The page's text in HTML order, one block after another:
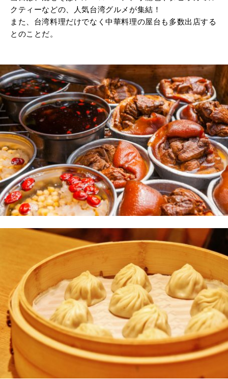
クティーなどの、人気台湾グルメが集結！
また、台湾料理だけでなく中華料理の屋台も多数出店する
とのことだ。